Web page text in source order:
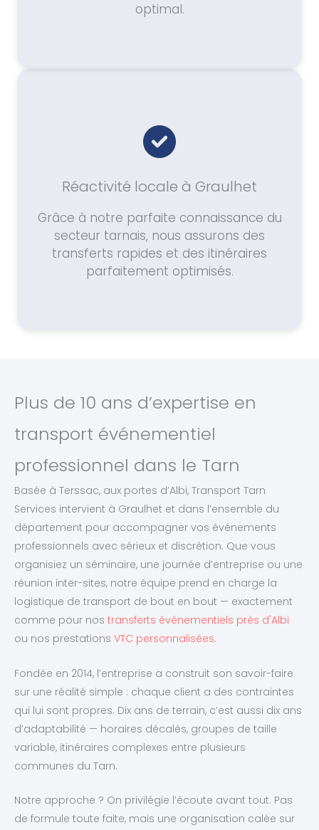
optimal.
Réactivité locale à Graulhet
Grâce à notre parfaite connaissance du
secteur tarnais, nous assurons des
transferts rapides et des itinéraires
parfaitement optimisés.
Plus de 10 ans d’expertise en
transport événementiel
professionnel dans le Tarn
Basée à Terssac, aux portes d’Albi, Transport Tarn
Services intervient à Graulhet et dans l’ensemble du
département pour accompagner vos événements
professionnels avec sérieux et discrétion. Que vous
organisiez un séminaire, une journée d’entreprise ou une
réunion inter-sites, notre équipe prend en charge la
logistique de transport de bout en bout — exactement
comme pour nos transferts événementiels près d'Albi
ou nos prestations VTC personnalisées.
Fondée en 2014, l’entreprise a construit son savoir-faire
sur une réalité simple : chaque client a des contraintes
qui lui sont propres. Dix ans de terrain, c’est aussi dix ans
d’adaptabilité — horaires décalés, groupes de taille
variable, itinéraires complexes entre plusieurs
communes du Tarn.
Notre approche ? On privilégie l’écoute avant tout. Pas
de formule toute faite, mais une organisation calée sur